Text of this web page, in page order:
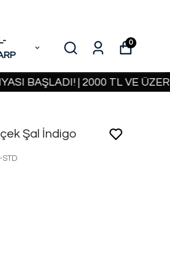
0
| 2000 TL VE ÜZERİ
Şal İndigo
STD